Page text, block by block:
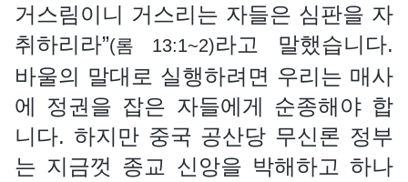
거스림이니 거스리는 자들은 심판을 자
취하리라”(롬 13:1~2)라고 말했습니다.
바울의 말대로 실행하려면 우리는 매사
에 정권을 잡은 자들에게 순종해야 합
니다. 하지만 중국 공산당 무신론 정부
는 지금껏 종교 신앙을 박해하고 하나